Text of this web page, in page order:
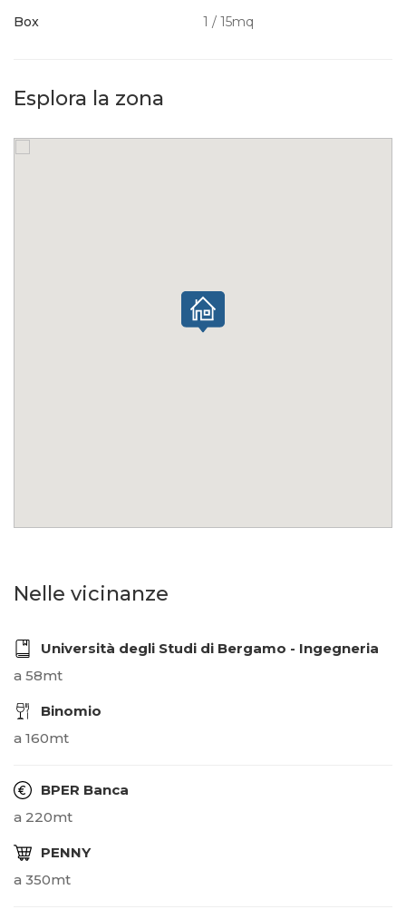
Box 1 / 15mq
Esplora la zona
Nelle vicinanze
Università degli Studi di Bergamo - Ingegneria
a 58mt
Binomio
a 160mt
BPER Banca
a 220mt
PENNY
a 350mt